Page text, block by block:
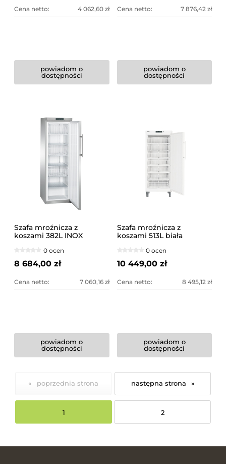
Cena netto: 4 062,60 zł
powiadom o
dostępności
Cena netto: 7 876,42 zł
powiadom o
dostępności
Szafa mroźnicza z
koszami 382L INOX
0 ocen
8 684,00 zł
Cena netto: 7 060,16 zł
powiadom o
dostępności
Szafa mroźnicza z
koszami 513L biała
0 ocen
10 449,00 zł
Cena netto: 8 495,12 zł
powiadom o
dostępności
«
1 2
»